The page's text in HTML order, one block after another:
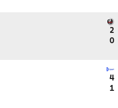
2
0
4
1